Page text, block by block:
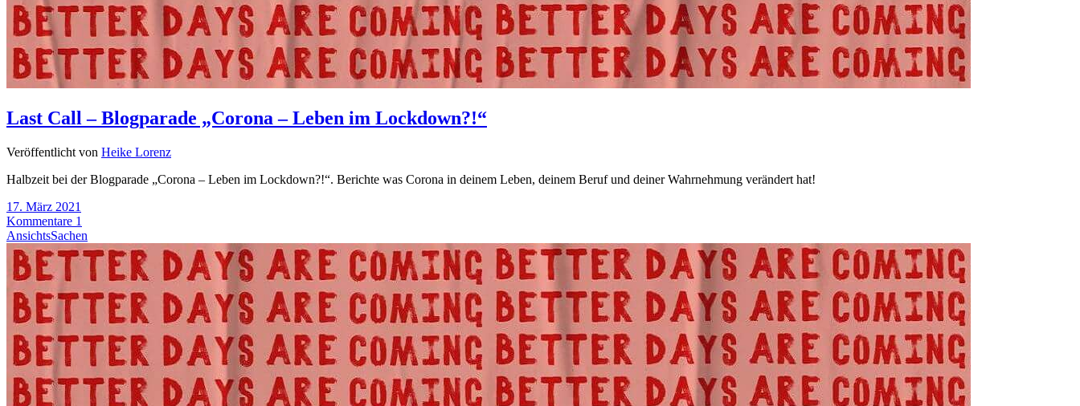
Last Call – Blogparade „Corona – Leben im Lockdown?!“
Veröffentlicht von Heike Lorenz
Halbzeit bei der Blogparade „Corona – Leben im Lockdown?!“. Berichte was Corona in deinem Leben, deinem Beruf und deiner Wahrnehmung verändert hat!
17. März 2021
Kommentare 1
AnsichtsSachen